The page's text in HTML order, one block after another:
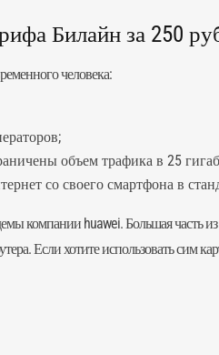
Билайн за 250
человека:
объем трафика в 25
со своего смартфона в
компании huawei. Большая часть
Если хотите использовать сим